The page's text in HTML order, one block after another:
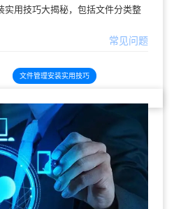
用技巧大揭秘，包括文件分类整
常见问题
文件管理安装实用技巧